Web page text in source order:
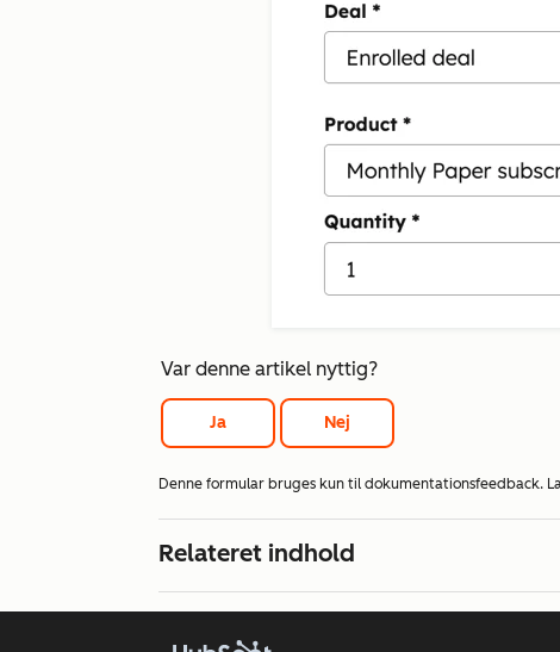
Var denne artikel nyttig?
Ja Nej
Denne formular bruges kun til dokumentationsfeedback.
Relateret indhold